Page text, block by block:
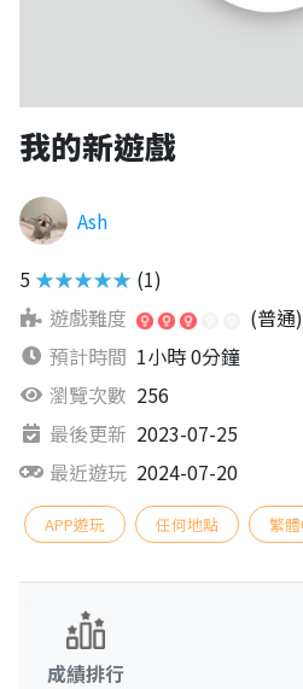
我的新遊戲
Ash
5 ★★★★★ (1)
遊戲難度
(普通)
預計時間 1小時 0分鐘
瀏覽次數 256
最後更新 2023-07-25
最近遊玩 2024-07-20
APP遊玩 任何地點 繁
成績排行